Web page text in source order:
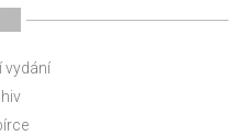
vydání